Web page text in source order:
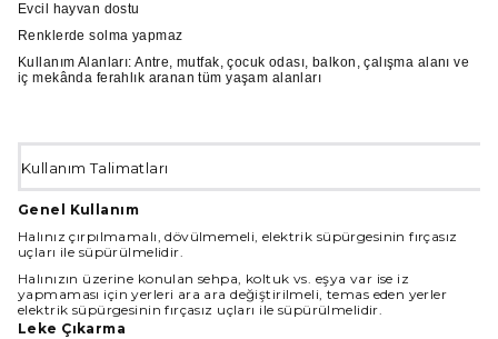
Evcil hayvan dostu
Renklerde solma yapmaz
Kullanım Alanları: Antre, mutfak, çocuk odası, balkon, çalışma alanı ve
iç mekânda ferahlık aranan tüm yaşam alanları
Kullanım Talimatları
Genel Kullanım
Halınız çırpılmamalı, dövülmemeli, elektrik süpürgesinin fırçasız
uçları ile süpürülmelidir.
Halınızın üzerine konulan sehpa, koltuk vs. eşya var ise iz
yapmaması için yerleri ara ara değiştirilmeli, temas eden yerler
elektrik süpürgesinin fırçasız uçları ile süpürülmelidir.
Leke Çıkarma